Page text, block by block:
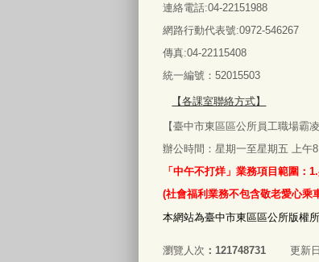
連絡電話:04-22151988
網路行動代表號:0972-546267
傳真:04-22115408
統一編號：52015503
【各課室聯絡方式】
【臺中市東區區公所員工職場霸
辦公時間：星期一至星期五 上午
「中午不打烊」業務項目範圍：
(社會福利業務不包含敬老愛心乘
本網站為臺中市東區區公所版權
瀏覽人次 121748731 更新